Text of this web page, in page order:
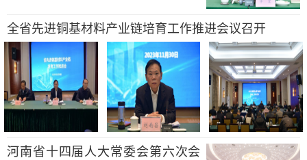
全省先进铜基材料产业链培育工作推进会议召开
河南省十四届人大常委会第六次会